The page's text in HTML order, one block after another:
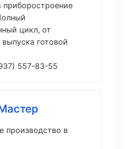
цикл, от
готовой
557-83-55
производство в